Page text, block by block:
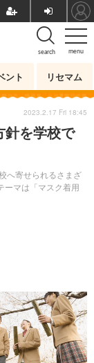
menu
search
ント リセマム
針を学校で
へ寄せられるさまざ
ーマは「マスク着用
2023.2.17 Fri 18:45